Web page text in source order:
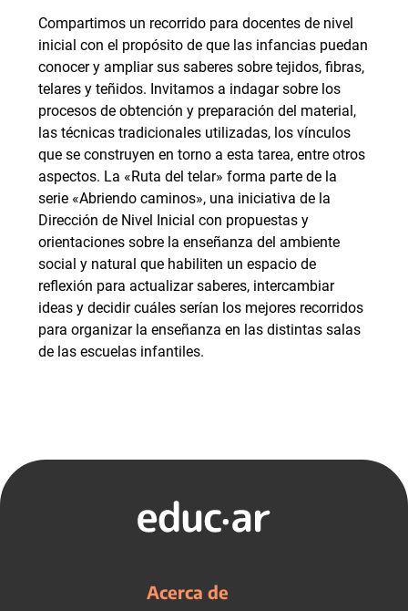
Compartimos un recorrido para docentes de nivel
inicial con el propósito de que las infancias puedan
conocer y ampliar sus saberes sobre tejidos, fibras,
telares y teñidos. Invitamos a indagar sobre los
procesos de obtención y preparación del material,
las técnicas tradicionales utilizadas, los vínculos
que se construyen en torno a esta tarea, entre otros
aspectos. La «Ruta del telar» forma parte de la
serie «Abriendo caminos», una iniciativa de la
Dirección de Nivel Inicial con propuestas y
orientaciones sobre la enseñanza del ambiente
social y natural que habiliten un espacio de
reflexión para actualizar saberes, intercambiar
ideas y decidir cuáles serían los mejores recorridos
para organizar la enseñanza en las distintas salas
de las escuelas infantiles.
Acerca de